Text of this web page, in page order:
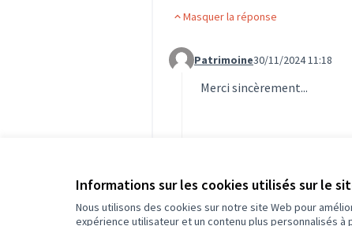
Informations sur les cookies utilisés sur le
Nous utilisons des cookies sur notre site Web pour
expérience utilisateur et un contenu plus personnalisés à
Masquer la réponse
Commentaire 1486 (réponse au
Patrimoine30/11/2024 11:18
Merci sincèrement...